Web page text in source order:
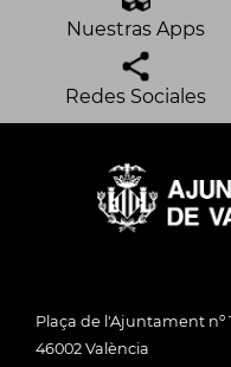
Nuestras Apps
Redes Sociales
Plaça de l'Ajuntament nº
46002 València